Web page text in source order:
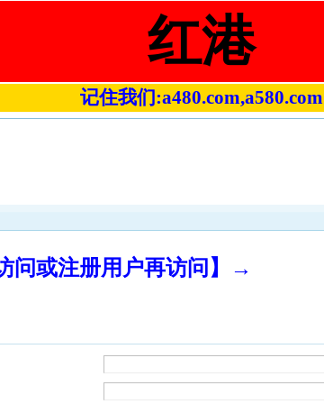
红港
记住我们:a480.com,a580.com
问或注册用户再访问】→